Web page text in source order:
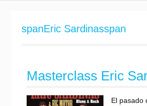
spanEric Sardinasspan
Masterclass Eric
El pasado